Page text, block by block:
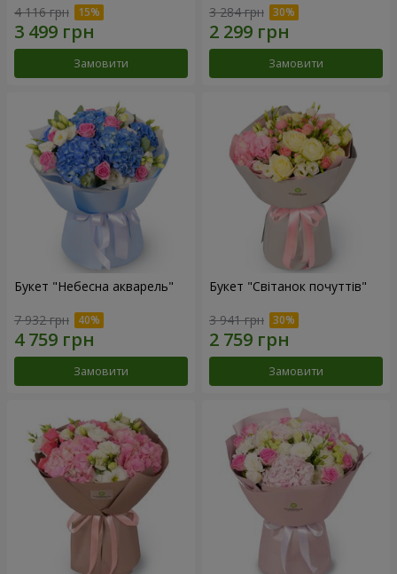
4 116 грн
Замовити
3 284 грн
Замовити
Букет "Небесна акварель"
7 932 грн
Замовити
Букет "Світанок почуттів"
3 941 грн
Замовити